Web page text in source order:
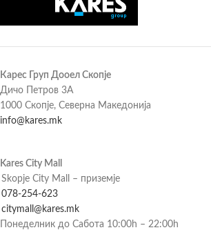
Карес Груп Дооел Скопје
Дичо Петров 3А
1000 Скопје, Северна Македонија
info@kares.mk
Kares City Mall
Skopje City Mall – приземје
078-254-623
citymall@kares.mk
Понеделник до Сабота 10:00h – 22:00h